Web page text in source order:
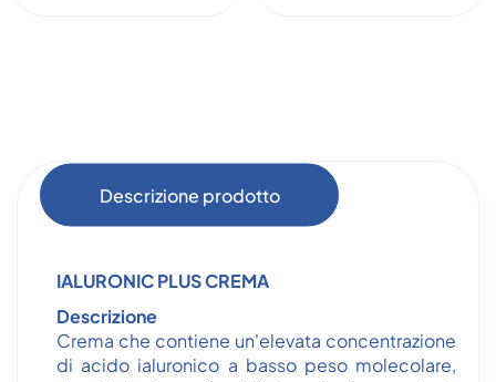
Descrizione prodotto
IALURONIC PLUS CREMA
Descrizione
Crema che contiene un'elevata concentrazione
di acido ialuronico a basso peso molecolare,